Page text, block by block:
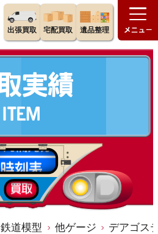
出張買取 宅配買取 遺品整理
鉄道模型 他ゲージ デアゴス